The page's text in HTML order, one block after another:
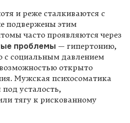
и реже сталкиваются с
подвержены этим
часто проявляются через
проблемы — гипертонию,
с социальным давлением
открыто
Мужская психосоматика
усталость,
тягу к рискованному